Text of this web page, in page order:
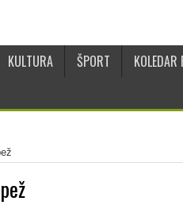
KULTURA ŠPORT KOLEDAR